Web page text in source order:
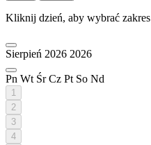
Kliknij dzień, aby wybrać zakres
Sierpień 2026 2026
Pn Wt ŚrCz Pt So Nd
1
2
3
4